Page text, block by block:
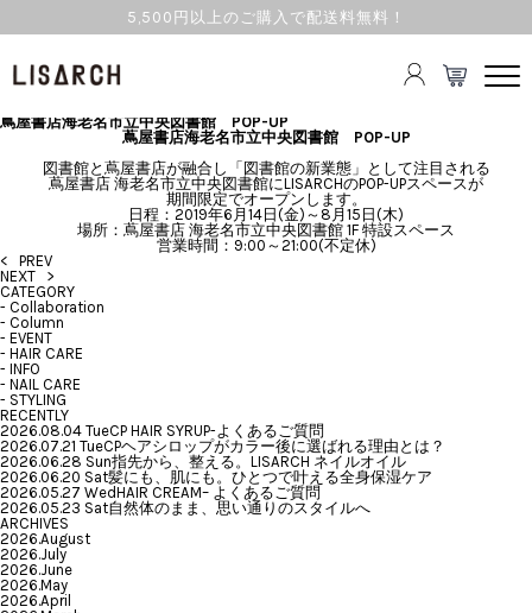
5,500円以上のご購入で配送料無料！
TOPICS
蔦屋書店海老名市立中央図書館 POP-UP
蔦屋書店海老名市立中央図書館 POP-UP
図書館と蔦屋書店が融合し「図書館の新業態」として注目される
蔦屋書店 海老名市立中央図書館にLISARCHのPOP-UPスペースが
期間限定でオープンします。
日程：2019年6月14日(金)～8月15日(木)
場所：蔦屋書店 海老名市立中央図書館 1F 特設スペース
営業時間：9:00～21:00(不定休)
< PREV
NEXT >
CATEGORY
- Collaboration
- Column
- EVENT
- HAIR CARE
- INFO
- NAIL CARE
- STYLING
RECENTLY
2026.08.04 TueCP HAIR SYRUP-よくあるご質問
2026.07.21 TueCPヘアシロップがカラー後に選ばれる理由とは？
2026.06.28 Sun指先から、整える。LISARCH ネイルオイル
2026.06.20 Sat髪にも、肌にも。ひとつで叶える全身保湿ケア
2026.05.27 WedHAIR CREAM– よくあるご質問
2026.05.23 Sat自然体のまま、思い通りのスタイルへ
ARCHIVES
2026.August
2026.July
2026.June
2026.May
2026.April